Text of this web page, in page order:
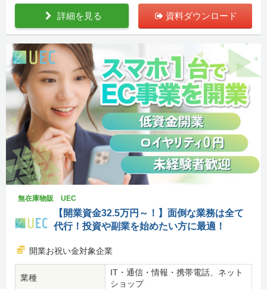
詳細を見る 資料ダウンロード
無在庫物販 UEC
【開業資金32.5万円～！】面倒な業務は全て
代行！投資や副業を始めたい方に最適！
開業お祝い金対象企業
業種
IT・通信・情報・携帯電話、ネット
ショップ